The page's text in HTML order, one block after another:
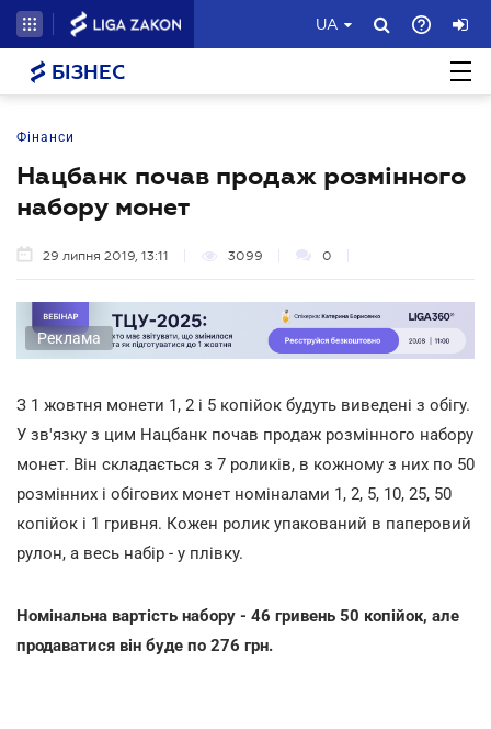
UA
БІЗНЕС
Фінанси
Нацбанк почав продаж розмінного
набору монет
29 липня 2019, 13:11 3099 0
Реклама
З 1 жовтня монети 1, 2 і 5 копійок будуть виведені з обігу.
У зв'язку з цим Нацбанк почав продаж розмінного набору
монет. Він складається з 7 роликів, в кожному з них по 50
розмінних і обігових монет номіналами 1, 2, 5, 10, 25, 50
копійок і 1 гривня. Кожен ролик упакований в паперовий
рулон, а весь набір - у плівку.
Номінальна вартість набору - 46 гривень 50 копійок, але
продаватися він буде по 276 грн.